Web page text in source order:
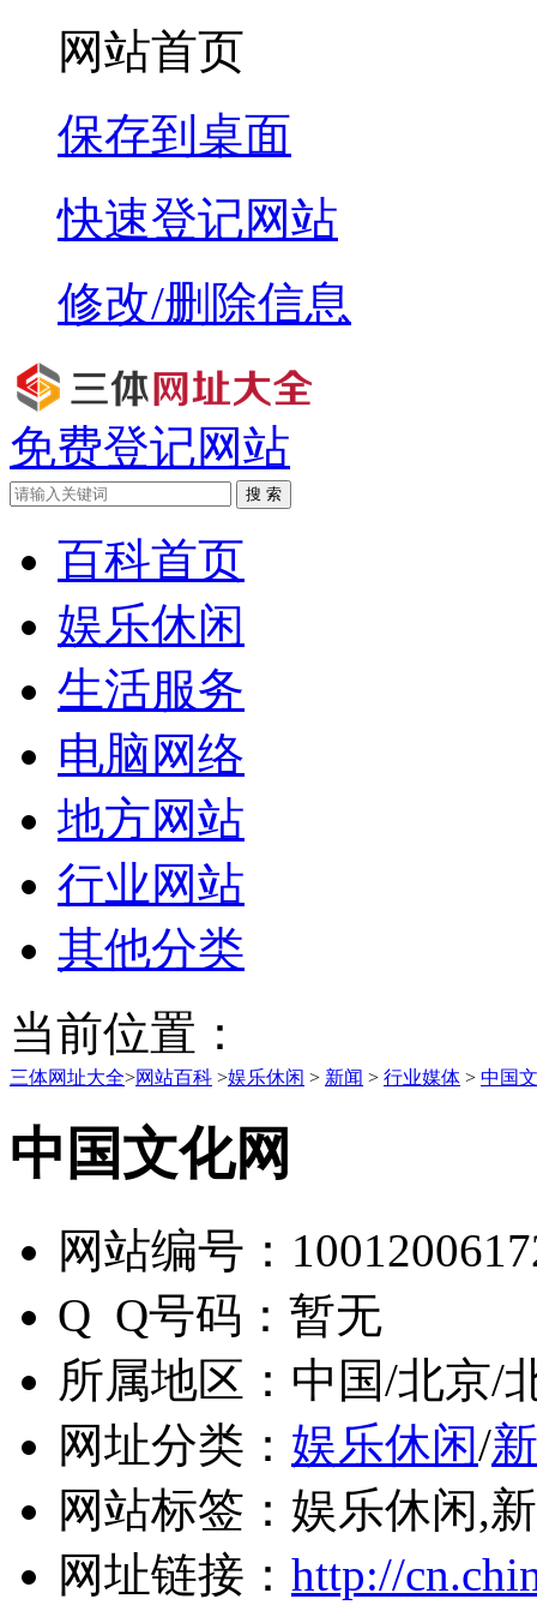
网站首页
保存到桌面
快速登记网站
修改/删除信息
免费登记网站
搜 索
百科首页
娱乐休闲
生活服务
电脑网络
地方网站
行业网站
其他分类
当前位置：
三体网址大全>网站百科 >娱乐休闲 > 新闻 > 行业媒体 > 中国
中国文化网
网站编号：
Q Q号码： 暂无
所属地区： 中国/北京/
网址分类： 娱乐休闲/
网站标签： 娱乐休闲,
网址链接： http://